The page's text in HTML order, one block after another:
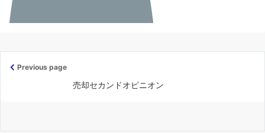
Previous page
売却セカンドオピニオン